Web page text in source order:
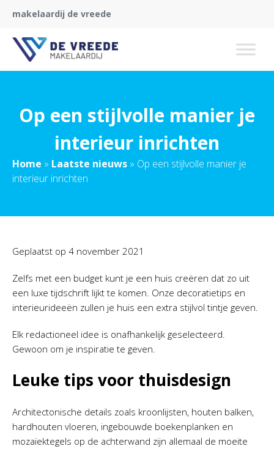
makelaardij de vreede
Op een stijlvolle manier je
interieur inrichten
Home » Laatste nieuws » Op een stijlvolle manier je
interieur inrichten
Geplaatst op 4 november 2021
Zelfs met een budget kunt je een huis creëren dat zo uit
een luxe tijdschrift lijkt te komen. Onze decoratietips en
interieurideeën zullen je huis een extra stijlvol tintje geven.
Elk redactioneel idee is onafhankelijk geselecteerd.
Gewoon om je inspiratie te geven.
Leuke tips voor thuisdesign
Architectonische details zoals kroonlijsten, houten balken,
hardhouten vloeren, ingebouwde boekenplanken en
mozaïektegels op de achterwand zijn allemaal de moeite